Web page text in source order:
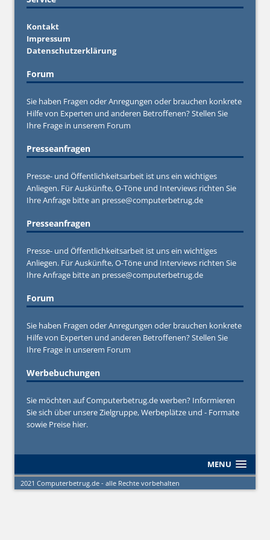
Kontakt
Impressum
Datenschutzerklärung
Forum
Sie haben Fragen oder Anregungen oder brauchen konkrete
Hilfe von Experten und anderen Betroffenen? Stellen Sie
Ihre Frage in unserem Forum
Presseanfragen
Presse- und Öffentlichkeitsarbeit ist uns ein wichtiges
Anliegen. Für Auskünfte, O-Töne und Interviews richten Sie
Ihre Anfrage bitte an presse@computerbetrug.de
Presseanfragen
Presse- und Öffentlichkeitsarbeit ist uns ein wichtiges
Anliegen. Für Auskünfte, O-Töne und Interviews richten Sie
Ihre Anfrage bitte an presse@computerbetrug.de
Forum
Sie haben Fragen oder Anregungen oder brauchen konkrete
Hilfe von Experten und anderen Betroffenen? Stellen Sie
Ihre Frage in unserem Forum
Werbebuchungen
Sie möchten auf Computerbetrug.de werben? Informieren
Sie sich über unsere Zielgruppe, Werbeplätze und - Formate
sowie Preise hier.
MENU
2021 Computerbetrug.de - alle Rechte vorbehalten